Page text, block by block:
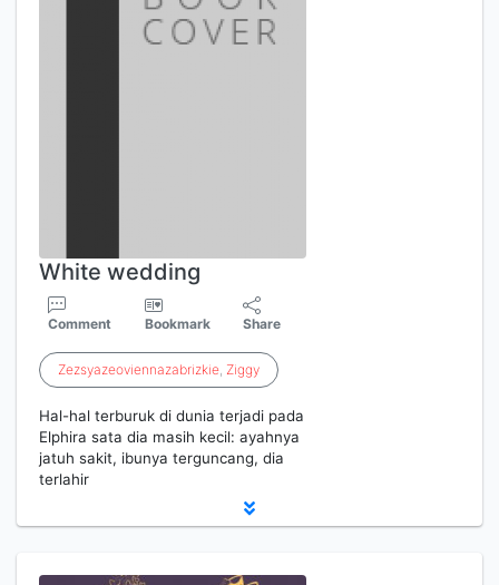
White wedding
Comment Bookmark Share
Zezsyazeoviennazabrizkie, Ziggy
Hal-hal terburuk di dunia terjadi pada
Elphira sata dia masih kecil: ayahnya
jatuh sakit, ibunya terguncang, dia
terlahir